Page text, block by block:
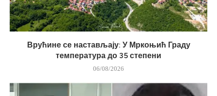
Врућине се настављају: У Мркоњић Граду
температура до 35 степени
06/08/2026